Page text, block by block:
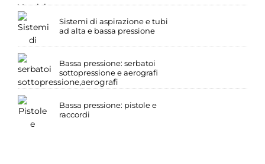
Sistemi di aspirazione e tubi
ad alta e bassa pressione
Bassa pressione: serbatoi
sottopressione e aerografi
Bassa pressione: pistole e
raccordi